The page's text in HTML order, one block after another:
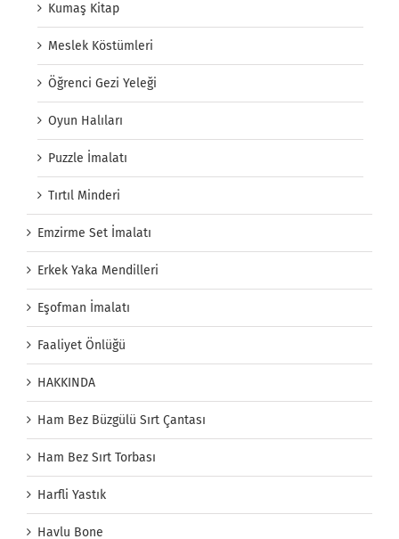
Kumaş Kitap
Meslek Köstümleri
Öğrenci Gezi Yeleği
Oyun Halıları
Puzzle İmalatı
Tırtıl Minderi
Emzirme Set İmalatı
Erkek Yaka Mendilleri
Eşofman İmalatı
Faaliyet Önlüğü
HAKKINDA
Ham Bez Büzgülü Sırt Çantası
Ham Bez Sırt Torbası
Harfli Yastık
Havlu Bone